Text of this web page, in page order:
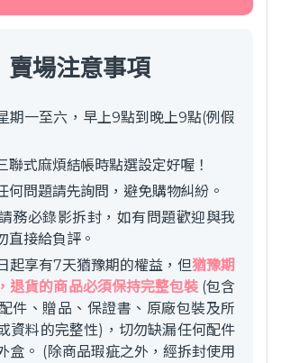
賣場注意事項
期一至六，早上9點到晚上9點(例假
聯式麻煩結帳時點選設定好喔！
何問題請先詢問，避免購物糾紛。
務必錄影拆封，如有問題歡迎與我
直接給負評。
起享有7天猶豫期的權益，但猶豫期
退貨的商品必須保持完整包裝(包含
件、贈品、保證書、原廠包裝及所
資料的完整性)，切勿缺漏任何配件
盒。 (除商品瑕疵之外，經拆封使用